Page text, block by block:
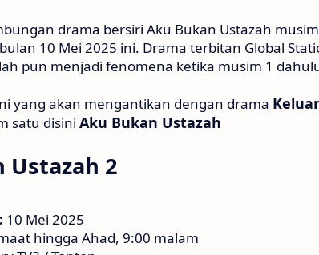
drama bersiri Aku Bukan Ustazah
10 Mei 2025 ini. Drama terbitan Global
pun menjadi fenomena ketika musim 1
yang akan mengantikan dengan drama
satu disini Aku Bukan Ustazah
Ustazah 2
10 Mei 2025
hingga Ahad, 9:00 malam